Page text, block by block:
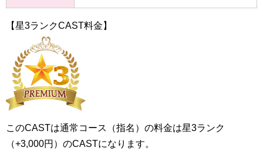
【星3ランクCAST料金】
このCASTは通常コース（指名）の料金は星3ランク
（+3,000円）のCASTになります。